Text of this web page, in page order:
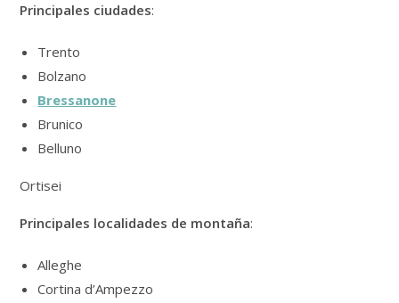
Principales ciudades:
Trento
Bolzano
Bressanone
Brunico
Belluno
Ortisei
Principales localidades de montaña:
Alleghe
Cortina d’Ampezzo